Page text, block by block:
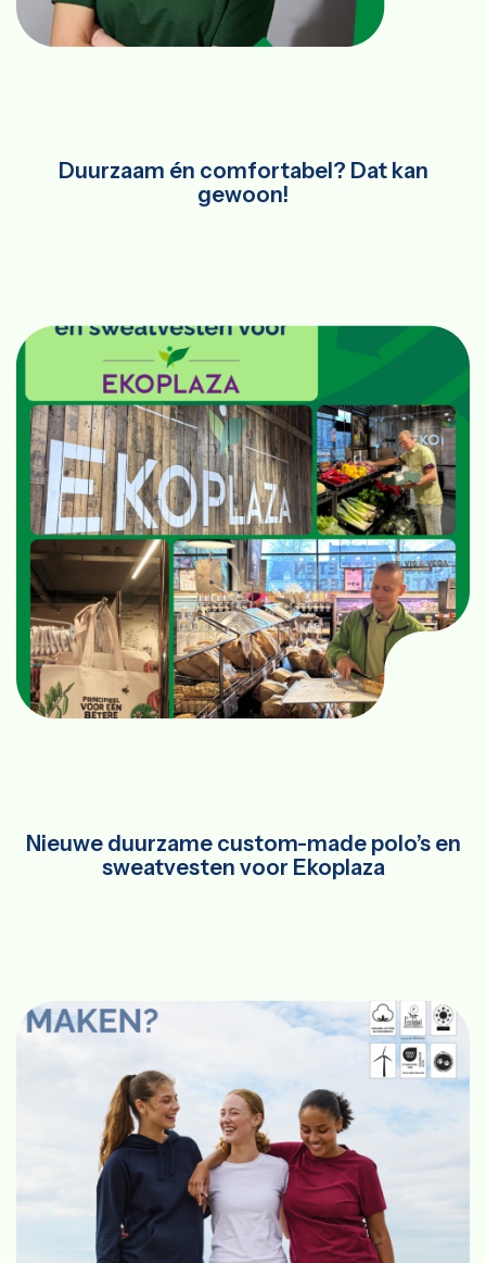
Duurzaam én comfortabel? Dat kan
gewoon!
Nieuwe duurzame custom-made polo’s en
sweatvesten voor Ekoplaza